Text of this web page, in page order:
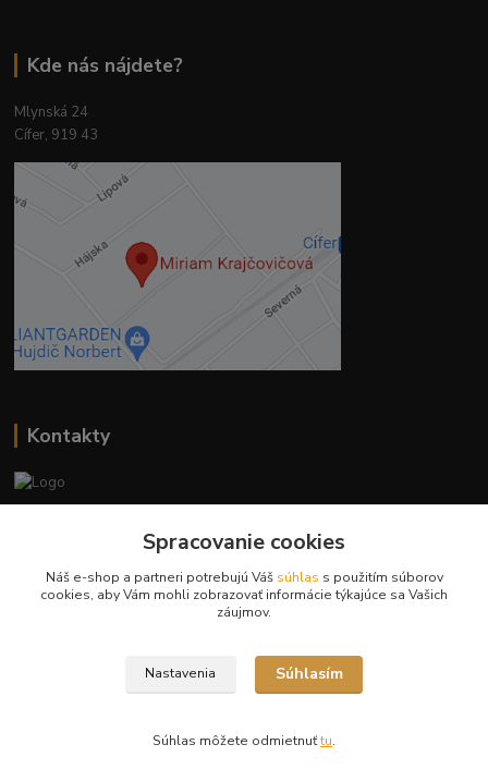
Kde nás nájdete?
Mlynská 24
Cífer, 919 43
Kontakty
+421 944 394 715
info@krmivamirima.sk
Spracovanie cookies
Náš e-shop a partneri potrebujú Váš súhlas s použitím súborov
cookies, aby Vám mohli zobrazovať informácie týkajúce sa Vašich
záujmov.
Nastavenia Súhlasím
Súhlas môžete odmietnuťtu.